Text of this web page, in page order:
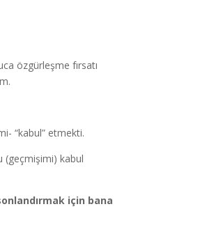
özgürleşme fırsatı
“kabul” etmekti.
(geçmişimi) kabul
için bana